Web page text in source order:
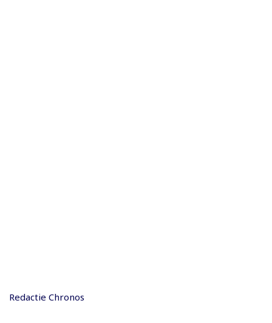
Redactie Chronos